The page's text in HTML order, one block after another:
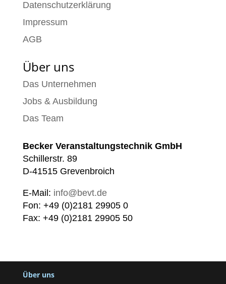
Datenschutzerklärung
Impressum
AGB
Über uns
Das Unternehmen
Jobs & Ausbildung
Das Team
Becker Veranstaltungstechnik GmbH
Schillerstr. 89
D-41515 Grevenbroich
E-Mail: info@bevt.de
Fon: +49 (0)2181 29905 0
Fax: +49 (0)2181 29905 50
Über uns